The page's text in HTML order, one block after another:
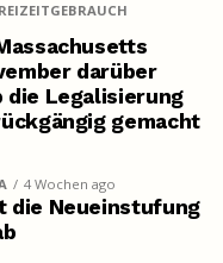
darüber
die Legalisierung
gemacht
4 Wochen ago
die Neueinstufung